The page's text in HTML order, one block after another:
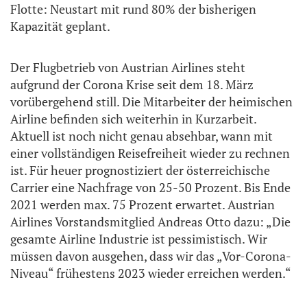
Flotte: Neustart mit rund 80% der bisherigen
Kapazität geplant.
Der Flugbetrieb von Austrian Airlines steht
aufgrund der Corona Krise seit dem 18. März
vorübergehend still. Die Mitarbeiter der heimischen
Airline befinden sich weiterhin in Kurzarbeit.
Aktuell ist noch nicht genau absehbar, wann mit
einer vollständigen Reisefreiheit wieder zu rechnen
ist. Für heuer prognostiziert der österreichische
Carrier eine Nachfrage von 25-50 Prozent. Bis Ende
2021 werden max. 75 Prozent erwartet. Austrian
Airlines Vorstandsmitglied Andreas Otto dazu: „Die
gesamte Airline Industrie ist pessimistisch. Wir
müssen davon ausgehen, dass wir das „Vor-Corona-
Niveau“ frühestens 2023 wieder erreichen werden.“